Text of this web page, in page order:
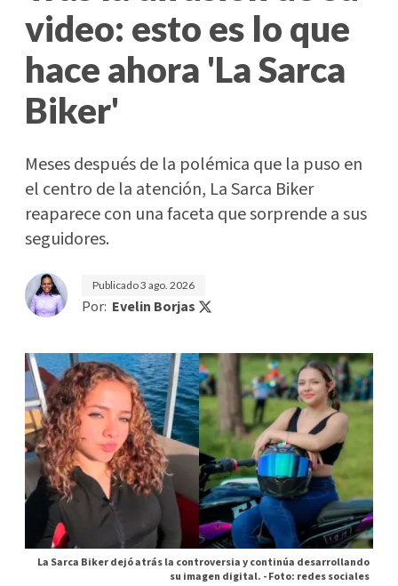
video: esto es lo que
hace ahora 'La Sarca
Biker'
Meses después de la polémica que la puso en
el centro de la atención, La Sarca Biker
reaparece con una faceta que sorprende a sus
seguidores.
Publicado3 ago. 2026
Por: Evelin Borjas
La Sarca Biker dejó atrás la controversia y continúa desarrollando
su imagen digital. -Foto: redes sociales